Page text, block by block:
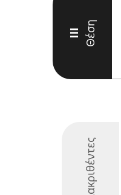
III Θέση
Διακριθέντες